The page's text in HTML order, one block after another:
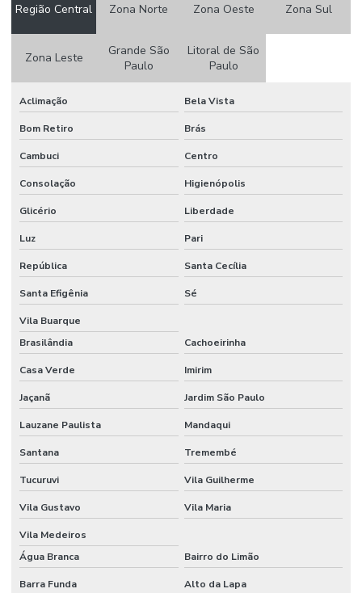
Etiquetas Adesivas 105 X 50mm
Etiquetas Adesivas Em Couche No Paraná
Etiquetas Adesivas Em Rolos
Etiquetas Adesivas Em Rolos De Diversas Medidas
Etiquetas Adesivas Para Caixas
Etiquetas Adesivas Para Embalagens
Etiquetas Adesivas Para Impressora
Etiquetas Adesivas Para Móveis
Etiquetas Adesivas Para Móveis Minas Gerais
Etiquetas Adesivas Personalizadas
Etiquetas Adesivas Personalizadas Em Santa Catarina
Etiquetas Adesivas Removíveis
Etiquetas Adesivas Resistentes Para Sacaria
Etiquetas Adesivas Sem Resíduo
Etiquetas Adesivas Térmicas Para Identificação
Etiquetas Autocolantes
Etiquetas Autocolantes Personalizadas
Etiquetas Bopp Adesiva
Região Central Zona Norte Zona Oeste Zona Sul
Zona Leste
Grande São
Paulo
Litoral de São
Paulo
Aclimação Bela Vista
Bom Retiro Brás
Cambuci Centro
Consolação Higienópolis
Glicério Liberdade
Luz Pari
República Santa Cecília
Santa Efigênia Sé
Vila Buarque
Brasilândia
Cachoeirinha
Casa Verde Imirim
Jaçanã Jardim São Paulo
Lauzane Paulista Mandaqui
Santana Tremembé
Tucuruvi Vila Guilherme
Vila Gustavo Vila Maria
Vila Medeiros
Água Branca
Bairro do Limão
Barra Funda Alto da Lapa